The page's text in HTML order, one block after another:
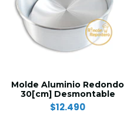
Molde Aluminio Redondo
30[cm] Desmontable
$12.490